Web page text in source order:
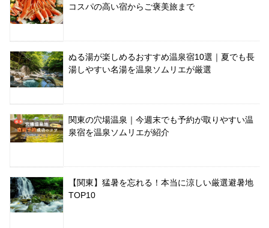
コスパの高い宿からご褒美旅まで
ぬる湯が楽しめるおすすめ温泉宿10選｜夏でも長
湯しやすい名湯を温泉ソムリエが厳選
関東の穴場温泉｜今週末でも予約が取りやすい温
泉宿を温泉ソムリエが紹介
【関東】猛暑を忘れる！本当に涼しい厳選避暑地
TOP10